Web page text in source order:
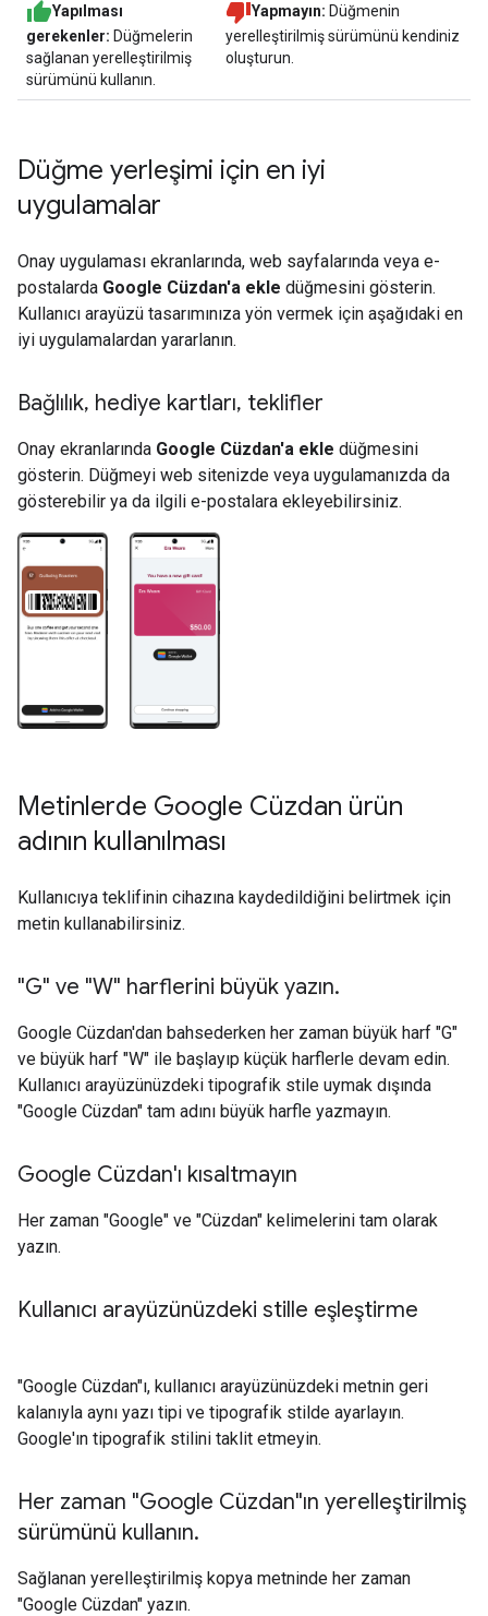
Yapılması
gerekenler: Düğmelerin
sağlanan yerelleştirilmiş
sürümünü kullanın.
Yapmayın: Düğmenin
yerelleştirilmiş sürümünü kendiniz
oluşturun.
Düğme yerleşimi için en iyi
uygulamalar
Onay uygulaması ekranlarında, web sayfalarında veya e-
postalarda Google Cüzdan'a ekle düğmesini gösterin.
Kullanıcı arayüzü tasarımınıza yön vermek için aşağıdaki en
iyi uygulamalardan yararlanın.
Bağlılık, hediye kartları, teklifler
Onay ekranlarında Google Cüzdan'a ekle düğmesini
gösterin. Düğmeyi web sitenizde veya uygulamanızda da
gösterebilir ya da ilgili e-postalara ekleyebilirsiniz.
Metinlerde Google Cüzdan ürün
adının kullanılması
Kullanıcıya teklifinin cihazına kaydedildiğini belirtmek için
metin kullanabilirsiniz.
"G" ve "W" harflerini büyük yazın.
Google Cüzdan'dan bahsederken her zaman büyük harf "G"
ve büyük harf "W" ile başlayıp küçük harflerle devam edin.
Kullanıcı arayüzünüzdeki tipografik stile uymak dışında
"Google Cüzdan" tam adını büyük harfle yazmayın.
Google Cüzdan'ı kısaltmayın
Her zaman "Google" ve "Cüzdan" kelimelerini tam olarak
yazın.
Kullanıcı arayüzünüzdeki stille eşleştirme
"Google Cüzdan"ı, kullanıcı arayüzünüzdeki metnin geri
kalanıyla aynı yazı tipi ve tipografik stilde ayarlayın.
Google'ın tipografik stilini taklit etmeyin.
Her zaman "Google Cüzdan"ın yerelleştirilmiş
sürümünü kullanın.
Sağlanan yerelleştirilmiş kopya metninde her zaman
"Google Cüzdan" yazın.